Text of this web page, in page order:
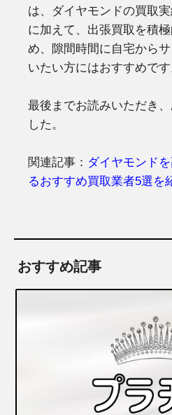
は、ダイヤモンドの買取
に加えて、出張買取を積
め、隙間時間に自宅から
いたい方にはおすすめです
最後までお読みいただき
した。
関連記事： ダイヤモンド
るおすすめ買取業者5選を
おすすめ記事